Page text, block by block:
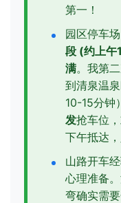
第一！
园区停车场
段 (约上午
满。我第
到清泉温
10-15分钟
发抢车位
下午抵达，
山路开车
心理准备
弯确实需要